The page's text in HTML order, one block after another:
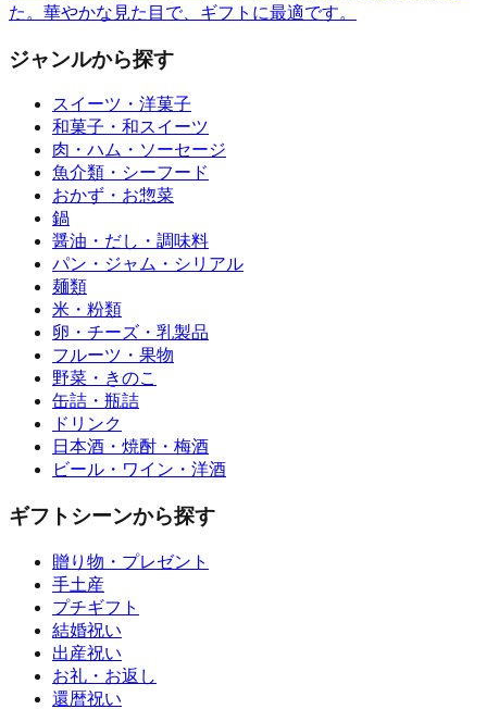
た。華やかな見た目で、ギフトに最適です。
ジャンルから探す
スイーツ・洋菓子
和菓子・和スイーツ
肉・ハム・ソーセージ
魚介類・シーフード
おかず・お惣菜
鍋
醤油・だし・調味料
パン・ジャム・シリアル
麺類
米・粉類
卵・チーズ・乳製品
フルーツ・果物
野菜・きのこ
缶詰・瓶詰
ドリンク
日本酒・焼酎・梅酒
ビール・ワイン・洋酒
ギフトシーンから探す
贈り物・プレゼント
手土産
プチギフト
結婚祝い
出産祝い
お礼・お返し
還暦祝い